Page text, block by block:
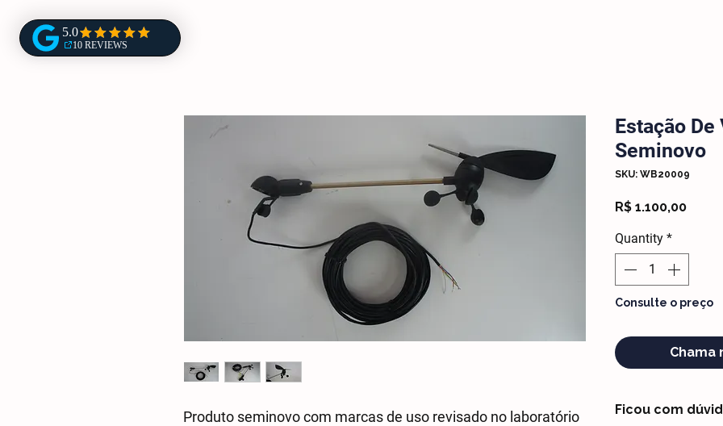
Produto seminovo com marcas de uso revisado no laboratório
Estação
Seminovo
SKU: WB20009
R$ 1.100,00Price
Quantity *
Consulte o preço
Chama
Ficou com